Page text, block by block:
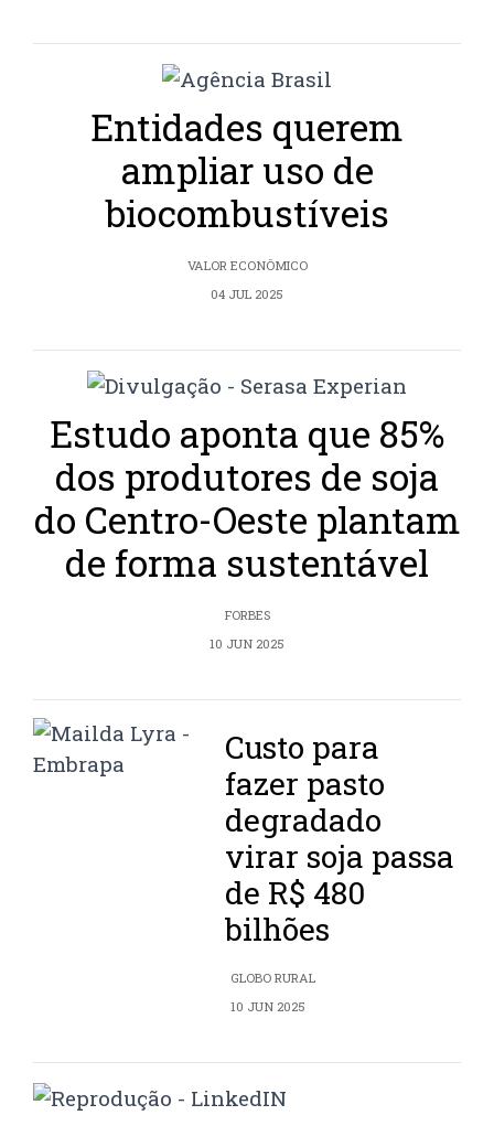
Entidades querem
ampliar uso de
biocombustíveis
VALOR ECONÔMICO
04 JUL 2025
Estudo aponta que 85%
dos produtores de soja
do Centro-Oeste plantam
de forma sustentável
FORBES
10 JUN 2025
Custo para
fazer pasto
degradado
virar soja passa
de R$ 480
bilhões
GLOBO RURAL
10 JUN 2025